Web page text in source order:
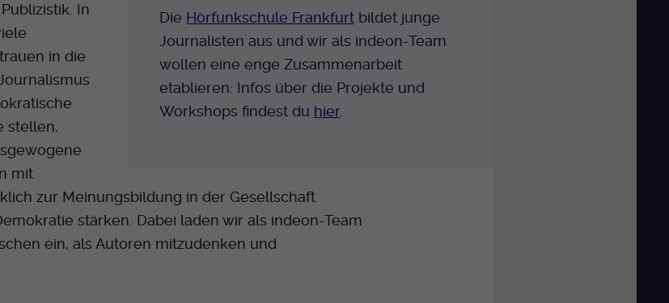
Die Hörfunkschule Frankfurtbildet junge
Journalisten aus und wir als indeon-Team
wollen eine enge Zusammenarbeit
etablieren: Infos über die Projekte und
Workshops findest du hier.
In
in die
stellen,
mit
zur Meinungsbildung in der Gesellschaft
stärken. Dabei laden wir als indeon-Team
ein, als Autoren mitzudenken und